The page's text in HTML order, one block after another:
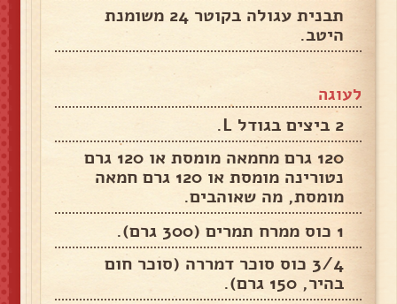
תבנית עגולה בקוטר 24 משומנת
היטב.
לעוגה
2 ביצים בגודל L.
120 גרם מחמאה מומסת או 120 גרם
נטורינה מומסת או 120 גרם חמאה
מומסת, מה שאוהבים.
1 כוס ממרח תמרים (300 גרם).
3/4 כוס סוכר דמררה (סוכר חום
בהיר, 150 גרם).